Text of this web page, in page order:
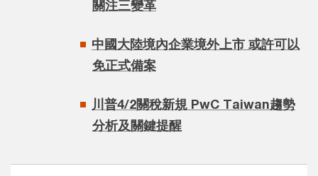
關注三變革​
中國大陸境內企業境外上市 或許可以
免正式備案​
川普4/2關稅新規 PwC Taiwan趨勢
分析及關鍵提醒